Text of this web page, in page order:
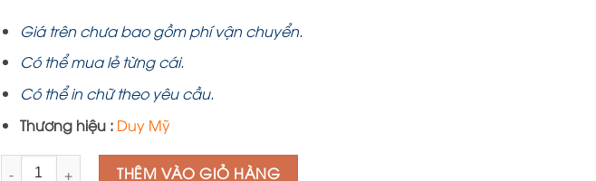
Giá trên chưa bao gồm phí vận chuyển.
Có thể mua lẻ từng cái.
Có thể in chữ theo yêu cầu.
Thương hiệu : Duy Mỹ
Số lượng THÊM VÀO GIỎ HÀNG